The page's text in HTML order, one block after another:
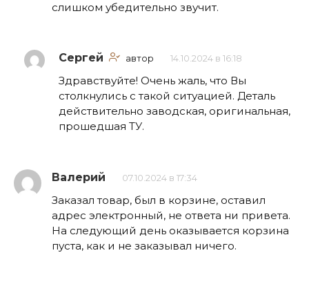
слишком убедительно звучит.
Сергей автор 14.10.2024 в 16:18
Здравствуйте! Очень жаль, что Вы
столкнулись с такой ситуацией. Деталь
действительно заводская, оригинальная,
прошедшая ТУ.
Валерий 07.10.2024 в 17:34
Заказал товар, был в корзине, оставил
адрес электронный, не ответа ни привета.
На следующий день оказывается корзина
пуста, как и не заказывал ничего.